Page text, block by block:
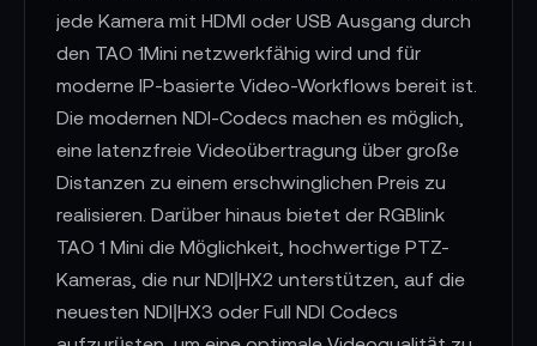
jede Kamera mit HDMI oder USB Ausgang durch
den TAO 1Mini netzwerkfähig wird und für
moderne IP-basierte Video-Workflows bereit ist.
Die modernen NDI-Codecs machen es möglich,
eine latenzfreie Videoübertragung über große
Distanzen zu einem erschwinglichen Preis zu
realisieren. Darüber hinaus bietet der RGBlink
TAO 1 Mini die Möglichkeit, hochwertige PTZ-
Kameras, die nur NDI|HX2 unterstützen, auf die
neuesten NDI|HX3 oder Full NDI Codecs